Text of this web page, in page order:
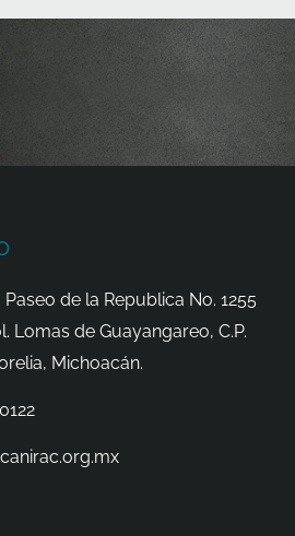
Paseo de la Republica No. 1255
Lomas de Guayangareo, C.P.
Michoacán.